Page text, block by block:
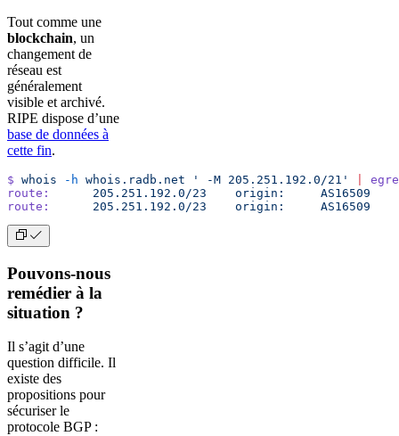
Tout comme une
blockchain, un
changement de
réseau est
généralement
visible et archivé.
RIPE dispose d’une
base de données à
cette fin.
$ whois -h whois.radb.net ' -M 205.251.192.0/21'
route:
      205.251.192.0/23
	origin:
     AS16509
route:
      205.251.192.0/23
	origin:
     AS16509
Pouvons-nous
remédier à la
situation ?
Il s’agit d’une
question difficile. Il
existe des
propositions pour
sécuriser le
protocole BGP :